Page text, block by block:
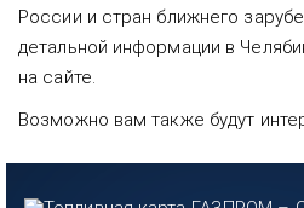
России и стран ближнего
детальной информации в
на сайте.
Возможно вам также будут